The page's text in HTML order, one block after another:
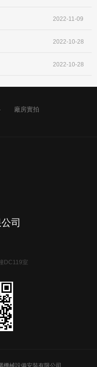
2022-11-09
2022-10-28
2022-10-28
廠房實拍
司
DC119室
機械設備安裝有限公司